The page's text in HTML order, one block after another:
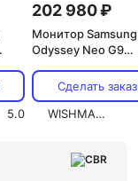
5.0
202 980 ₽
Монитор Samsung
Odyssey Neo G9
VA, CN,
Сделать заказ
WISHMASTER